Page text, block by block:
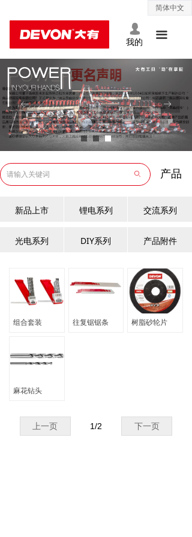
끀
关于大有
产品中心
客户服务
联系我们
넙
我的
ꀅ
简体中文
ꂃ ꁹ
光电系列 DIY系列 产品附件
组合套装 往复锯锯条 树脂砂轮片
麻花钻头
上一页 下一页
1/2
新品上市 锂电系列 交流系列
ꄙ 产品